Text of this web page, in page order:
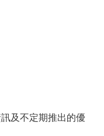
及不定期推出的優